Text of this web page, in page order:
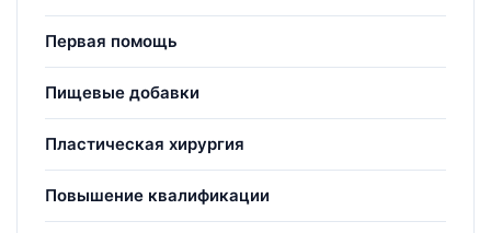
Первая помощь
Пищевые добавки
Пластическая хирургия
Повышение квалификации